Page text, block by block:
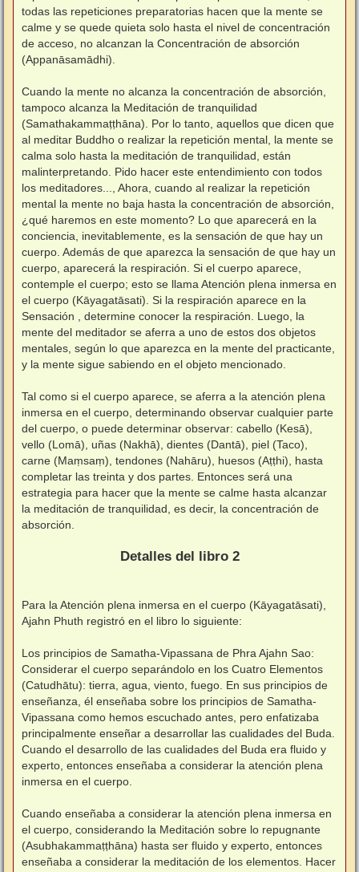
todas las repeticiones preparatorias hacen que la mente se
calme y se quede quieta solo hasta el nivel de concentración
de acceso, no alcanzan la Concentración de absorción
(Appanāsamādhi).
Cuando la mente no alcanza la concentración de absorción,
tampoco alcanza la Meditación de tranquilidad
(Samathakammaṭṭhāna). Por lo tanto, aquellos que dicen que
al meditar Buddho o realizar la repetición mental, la mente se
calma solo hasta la meditación de tranquilidad, están
malinterpretando. Pido hacer este entendimiento con todos
los meditadores..., Ahora, cuando al realizar la repetición
mental la mente no baja hasta la concentración de absorción,
¿qué haremos en este momento? Lo que aparecerá en la
conciencia, inevitablemente, es la sensación de que hay un
cuerpo. Además de que aparezca la sensación de que hay un
cuerpo, aparecerá la respiración. Si el cuerpo aparece,
contemple el cuerpo; esto se llama Atención plena inmersa en
el cuerpo (Kāyagatāsati). Si la respiración aparece en la
Sensación , determine conocer la respiración. Luego, la
mente del meditador se aferra a uno de estos dos objetos
mentales, según lo que aparezca en la mente del practicante,
y la mente sigue sabiendo en el objeto mencionado.
Tal como si el cuerpo aparece, se aferra a la atención plena
inmersa en el cuerpo, determinando observar cualquier parte
del cuerpo, o puede determinar observar: cabello (Kesā),
vello (Lomā), uñas (Nakhā), dientes (Dantā), piel (Taco),
carne (Maṃsaṃ), tendones (Nahāru), huesos (Aṭṭhi), hasta
completar las treinta y dos partes. Entonces será una
estrategia para hacer que la mente se calme hasta alcanzar
la meditación de tranquilidad, es decir, la concentración de
absorción.
Detalles del libro 2
Para la Atención plena inmersa en el cuerpo (Kāyagatāsati),
Ajahn Phuth registró en el libro lo siguiente:
Los principios de Samatha-Vipassana de Phra Ajahn Sao:
Considerar el cuerpo separándolo en los Cuatro Elementos
(Catudhātu): tierra, agua, viento, fuego. En sus principios de
enseñanza, él enseñaba sobre los principios de Samatha-
Vipassana como hemos escuchado antes, pero enfatizaba
principalmente enseñar a desarrollar las cualidades del Buda.
Cuando el desarrollo de las cualidades del Buda era fluido y
experto, entonces enseñaba a considerar la atención plena
inmersa en el cuerpo.
Cuando enseñaba a considerar la atención plena inmersa en
el cuerpo, considerando la Meditación sobre lo repugnante
(Asubhakammaṭṭhāna) hasta ser fluido y experto, entonces
enseñaba a considerar la meditación de los elementos. Hacer